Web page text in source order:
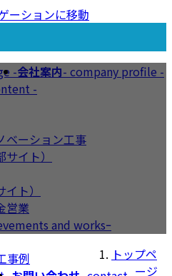
ーションに移動
-会社案内- company profile -
-
ベーション工事
イト）
ト）
営業
and worksｰ
事例
トップペ
ージ